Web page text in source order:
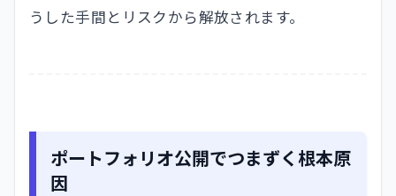
うした手間とリスクから解放されます。
ポートフォリオ公開でつまずく根本原
因